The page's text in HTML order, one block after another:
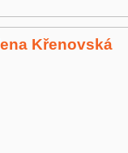
Křenovská